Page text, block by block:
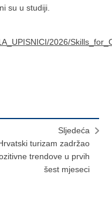
su u studiji.
2026/
Sljedeća
turizam zadržao
trendove u prvih
šest mjeseci